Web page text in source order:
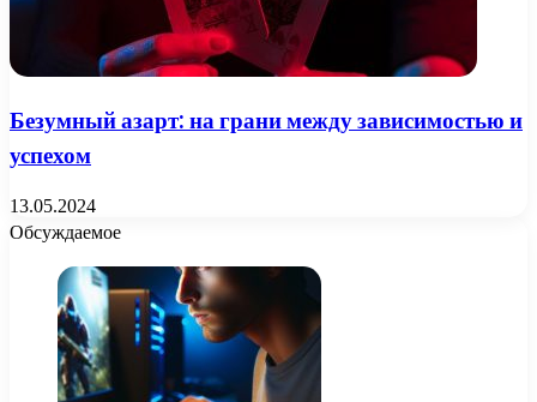
Безумный азарт: на грани между зависимостью и
успехом
13.05.2024
Обсуждаемое